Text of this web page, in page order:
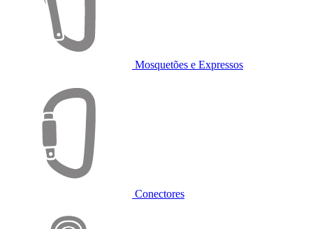
Mosquetões e Expressos
Conectores